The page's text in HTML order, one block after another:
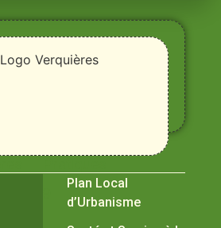
Plan Local
d’Urbanisme